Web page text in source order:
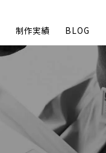
制作実績 BLOG